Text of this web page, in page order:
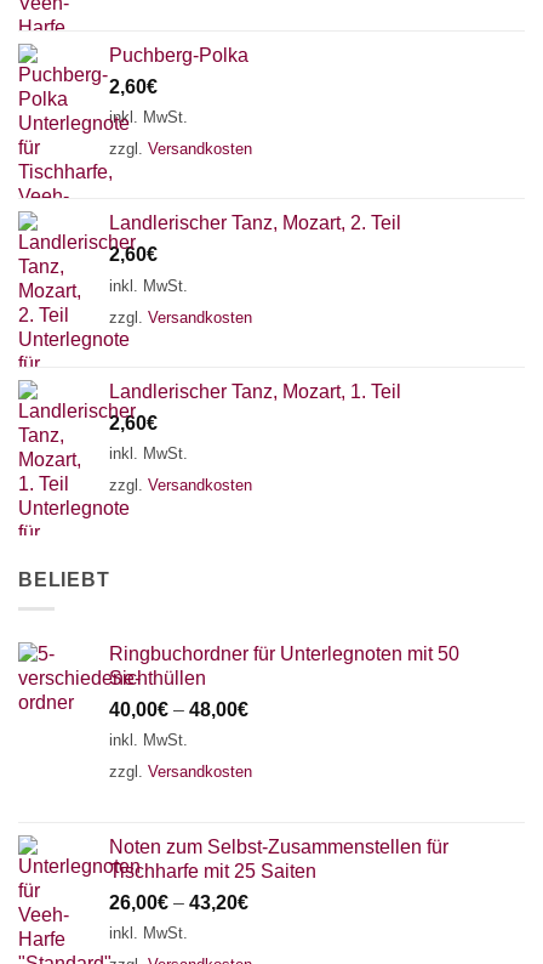
Puchberg-Polka
2,60€
inkl. MwSt.
zzgl. Versandkosten
Landlerischer Tanz, Mozart, 2. Teil
2,60€
inkl. MwSt.
zzgl. Versandkosten
Landlerischer Tanz, Mozart, 1. Teil
2,60€
inkl. MwSt.
zzgl. Versandkosten
BELIEBT
Ringbuchordner für Unterlegnoten mit 50
Sichthüllen
40,00€ – 48,00€
inkl. MwSt.
zzgl. Versandkosten
Noten zum Selbst-Zusammenstellen für
Tischharfe mit 25 Saiten
26,00€ – 43,20€
inkl. MwSt.
Chat Support
18 SAITEN
AKKORDZITHER